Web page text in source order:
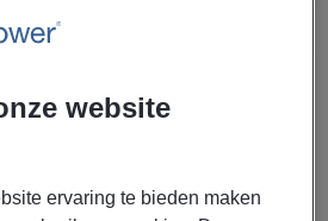
Emmen
website
ervaring te bieden maken